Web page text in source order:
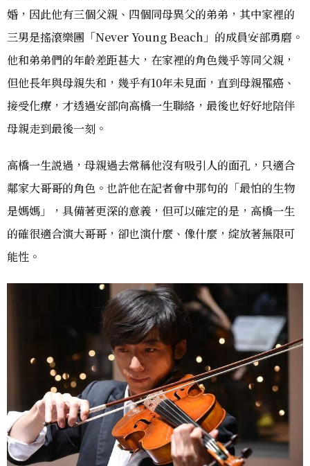
婚，因此他有三個父親、四個同母異父的弟弟，其中家裡的
三男是搖滾樂團「Never Young Beach」的成員安部勇磨。
他和弟弟們的年齡差距甚大，在家裡的角色幾乎等同父親，
但他長年與母親失和，幾乎有10年未見面，直到母親罹癌、
接受化療，才透過安部向高橋一生聯絡，最後也好好地陪伴
母親走到最後一刻。
高橋一生説過，母親過去常稱他沒有吸引人的面孔，只適合
鄰家大哥哥的角色。也許他在記者會中那句的「最怕的生物
是媽媽」，具備著更深的意義，但可以確定的是，高橋一生
的確很適合演大哥哥，卻也演什麼、像什麼，綻放著無限可
能性。